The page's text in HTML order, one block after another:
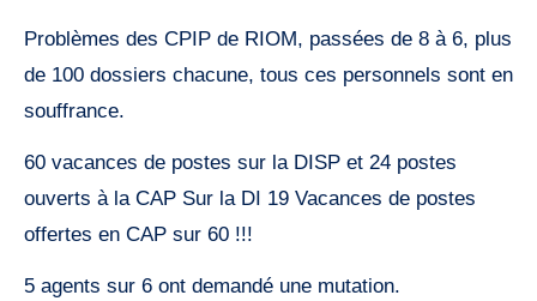
Problèmes des CPIP de RIOM, passées de 8 à 6, plus
de 100 dossiers chacune, tous ces personnels sont en
souffrance.
60 vacances de postes sur la DISP et 24 postes
ouverts à la CAP Sur la DI 19 Vacances de postes
offertes en CAP sur 60 !!!
5 agents sur 6 ont demandé une mutation.